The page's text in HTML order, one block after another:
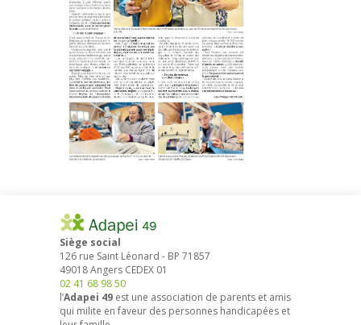
Siège social
126 rue Saint Léonard - BP 71857
49018Angers CEDEX 01
02 41 68 98 50
l’Adapei 49 est une association de parents et amis
qui milite en faveur des personnes handicapées et